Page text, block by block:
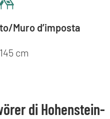
Muro d’imposta
cm
di Hohenstein-